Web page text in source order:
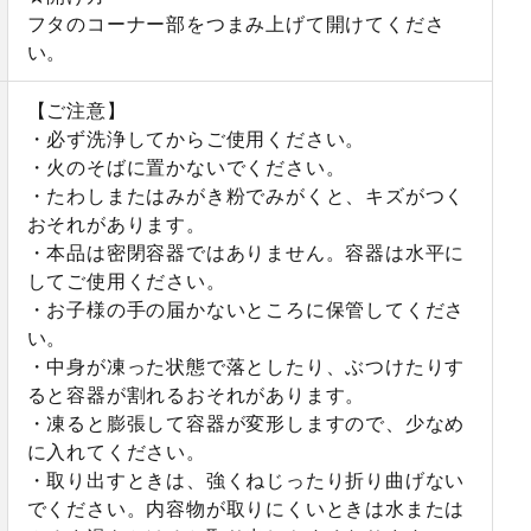
フタのコーナー部をつまみ上げて開けてくださ
い。
【ご注意】
・必ず洗浄してからご使用ください。
・火のそばに置かないでください。
・たわしまたはみがき粉でみがくと、キズがつく
おそれがあります。
・本品は密閉容器ではありません。容器は水平に
してご使用ください。
・お子様の手の届かないところに保管してくださ
い。
・中身が凍った状態で落としたり、ぶつけたりす
ると容器が割れるおそれがあります。
・凍ると膨張して容器が変形しますので、少なめ
に入れてください。
・取り出すときは、強くねじったり折り曲げない
でください。内容物が取りにくいときは水または